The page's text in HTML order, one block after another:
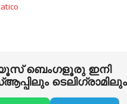
ബെംഗളൂരു ഇനി
ടെലിഗ്രാമിലും